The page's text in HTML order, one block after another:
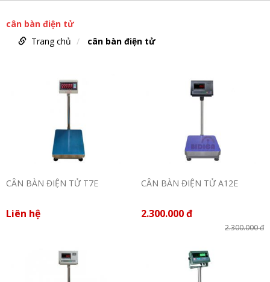
cân bàn điện tử
Trang chủ
cân bàn điện tử
CÂN BÀN ĐIỆN TỬ T7E
Liên hệ
CÂN BÀN ĐIỆN TỬ A12E
2.300.000 đ
2.300.000 đ